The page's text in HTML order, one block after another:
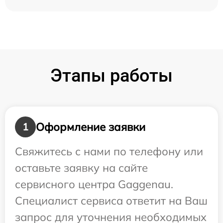
Этапы работы
1
Оформление заявки
Свяжитесь с нами по телефону или
оставьте заявку на сайте
сервисного центра Gaggenau.
Специалист сервиса ответит на Ваш
запрос для уточнения необходимых